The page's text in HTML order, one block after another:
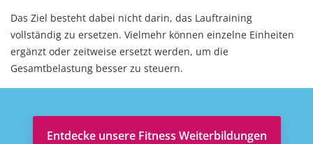
Das Ziel besteht dabei nicht darin, das Lauftraining
vollständig zu ersetzen. Vielmehr können einzelne Einheiten
ergänzt oder zeitweise ersetzt werden, um die
Gesamtbelastung besser zu steuern.
Entdecke unsere Fitness Weiterbildungen